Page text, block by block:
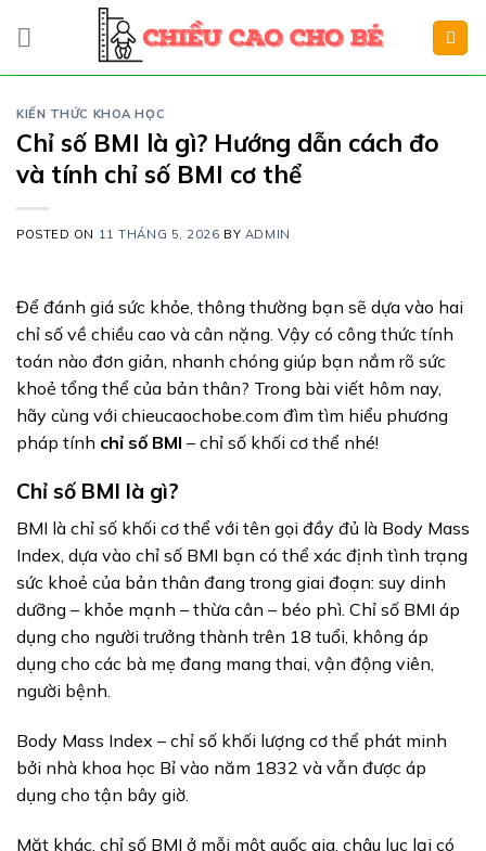
KIẾN THỨC KHOA HỌC
Chỉ số BMI là gì? Hướng dẫn cách đo
và tính chỉ số BMI cơ thể
POSTED ON 11 THÁNG 5, 2026 BY ADMIN
Để đánh giá sức khỏe, thông thường bạn sẽ dựa vào hai
chỉ số về chiều cao và cân nặng. Vậy có công thức tính
toán nào đơn giản, nhanh chóng giúp bạn nắm rõ sức
khoẻ tổng thể của bản thân? Trong bài viết hôm nay,
hãy cùng với chieucaochobe.com đìm tìm hiểu phương
pháp tính chỉ số BMI – chỉ số khối cơ thể nhé!
Chỉ số BMI là gì?
BMI là chỉ số khối cơ thể với tên gọi đầy đủ là Body Mass
Index, dựa vào chỉ số BMI bạn có thể xác định tình trạng
sức khoẻ của bản thân đang trong giai đoạn: suy dinh
dưỡng – khỏe mạnh – thừa cân – béo phì. Chỉ số BMI áp
dụng cho người trưởng thành trên 18 tuổi, không áp
dụng cho các bà mẹ đang mang thai, vận động viên,
người bệnh.
Body Mass Index – chỉ số khối lượng cơ thể phát minh
bởi nhà khoa học Bỉ vào năm 1832 và vẫn được áp
dụng cho tận bây giờ.
Mặt khác, chỉ số BMI ở mỗi một quốc gia, châu lục lại có